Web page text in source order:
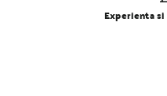
Experienta